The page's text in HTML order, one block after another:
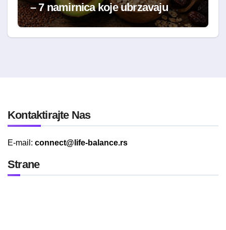
– 7 namirnica koje ubrzavaju
oporavak
Kontaktirajte Nas
E-mail: connect@life-balance.rs
Strane